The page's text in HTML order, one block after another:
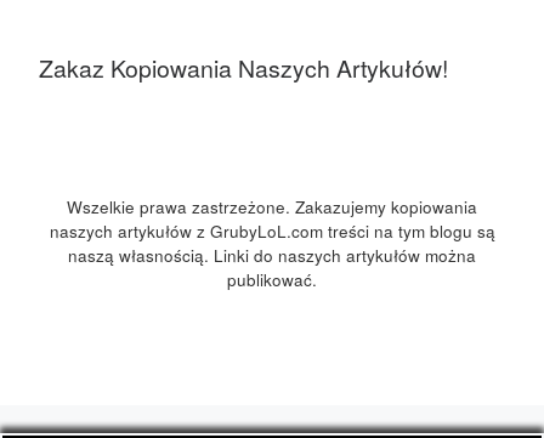
Zakaz Kopiowania Naszych Artykułów!
Wszelkie prawa zastrzeżone. Zakazujemy kopiowania
naszych artykułów z GrubyLoL.com treści na tym blogu są
naszą własnością. Linki do naszych artykułów można
publikować.